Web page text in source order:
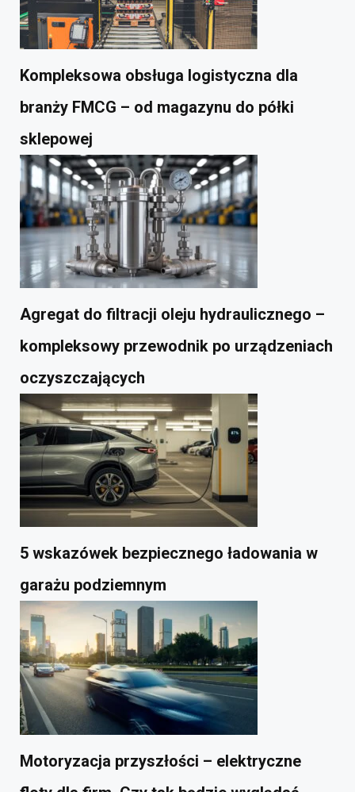
Kompleksowa obsługa logistyczna dla
branży FMCG – od magazynu do półki
sklepowej
Agregat do filtracji oleju hydraulicznego –
kompleksowy przewodnik po urządzeniach
oczyszczających
5 wskazówek bezpiecznego ładowania w
garażu podziemnym
Motoryzacja przyszłości – elektryczne